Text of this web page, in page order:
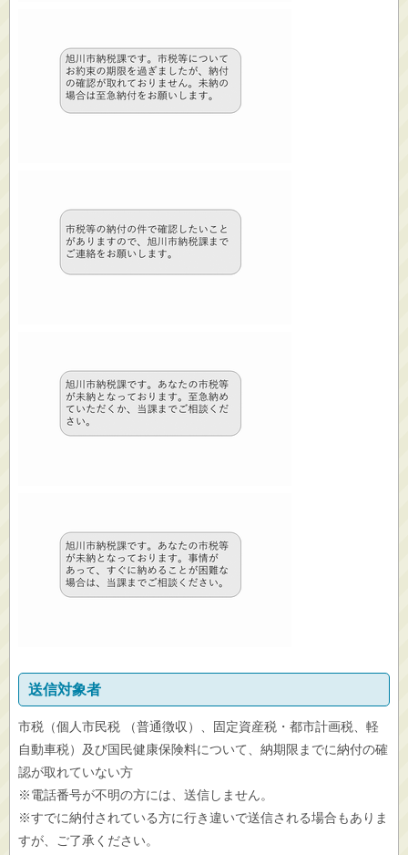
送信対象者
市税（個人市民税 （普通徴収）、固定資産税・都市計画税、軽
自動車税）及び国民健康保険料について、納期限までに納付の確
認が取れていない方
※電話番号が不明の方には、送信しません。
※すでに納付されている方に行き違いで送信される場合もありま
すが、ご了承ください。